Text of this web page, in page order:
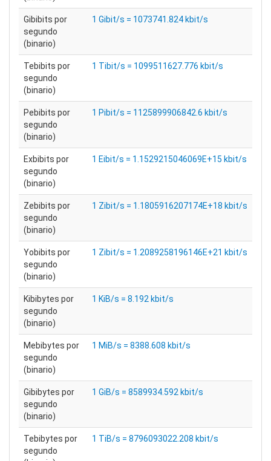
Gibibits por
segundo
(binario)
1 Gibit/s = 1073741.824 kbit/s
Tebibits por
segundo
(binario)
1 Tibit/s = 1099511627.776 kbit/s
Pebibits por
segundo
(binario)
1 Pibit/s = 1125899906842.6 kbit/s
Exbibits por
segundo
(binario)
1 Eibit/s = 1.1529215046069E+15 kbit/s
Zebibits por
segundo
(binario)
1 Zibit/s = 1.1805916207174E+18 kbit/s
Yobibits por
segundo
(binario)
1 Zibit/s = 1.2089258196146E+21 kbit/s
Kibibytes por
segundo
(binario)
1 KiB/s = 8.192 kbit/s
Mebibytes por
segundo
(binario)
1 MiB/s = 8388.608 kbit/s
Gibibytes por
segundo
(binario)
1 GiB/s = 8589934.592 kbit/s
Tebibytes por
segundo
1 TiB/s = 8796093022.208 kbit/s